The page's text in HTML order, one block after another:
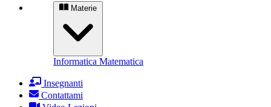
Materie
Informatica Matematica
Insegnanti
Contattami